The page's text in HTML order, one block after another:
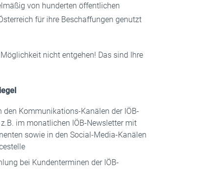
von hunderten öffentlichen
für ihre Beschaffungen genutzt
nicht entgehen! Das sind Ihre
den Kommunikations-Kanälen der IÖB-
z.B. im monatlichen IÖB-Newsletter mit
sowie in den Social-Media-Kanälen
bei Kundenterminen der IÖB-